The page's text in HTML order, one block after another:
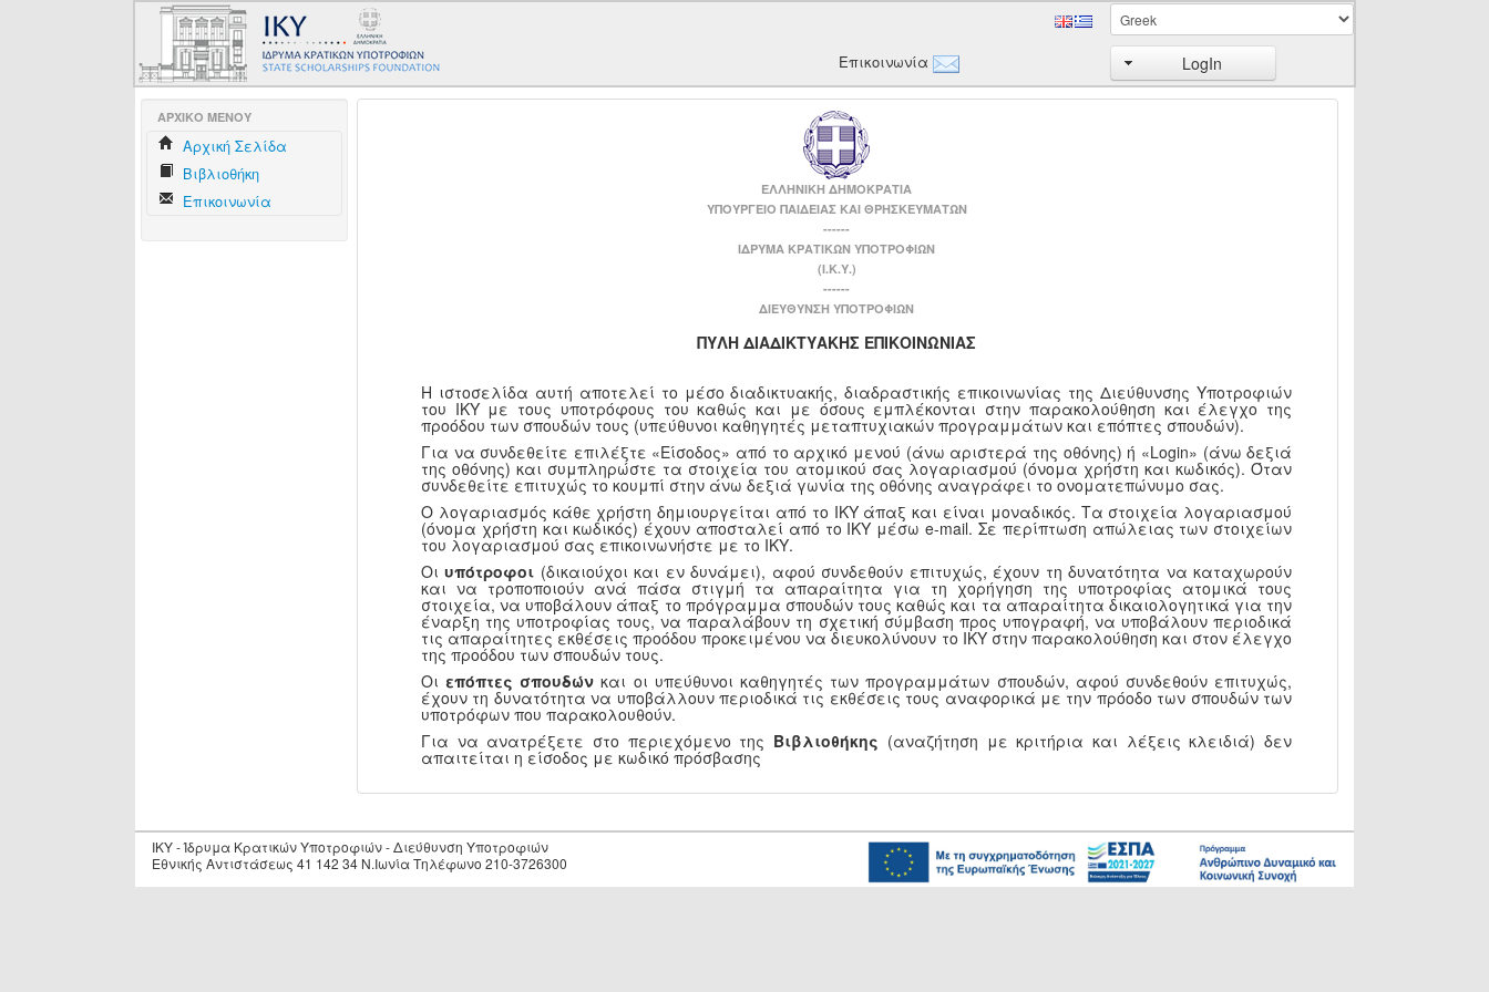
LogIn
Επικοινωνία
AΡΧΙΚΟ ΜΕΝΟΥ
Aρχική Σελίδα
Βιβλιοθήκη
Επικοινωνία
ΕΛΛΗΝΙΚΗ ΔΗΜΟΚΡΑΤΙΑ
ΥΠΟΥΡΓΕΙΟ ΠΑΙΔΕΙΑΣ ΚΑΙ ΘΡΗΣΚΕΥΜΑΤΩΝ
------
ΙΔΡΥΜΑ ΚΡΑΤΙΚΩΝ ΥΠΟΤΡΟΦΙΩΝ
(Ι.Κ.Υ.)
------
ΔΙΕΥΘΥΝΣΗ ΥΠΟΤΡΟΦΙΩΝ
ΠΥΛΗ ΔΙΑΔΙΚΤΥΑΚΗΣ ΕΠΙΚΟΙΝΩΝΙΑΣ
Η ιστοσελίδα αυτή αποτελεί το μέσο διαδικτυακής, διαδραστικής επικοινωνίας της Διεύθυνσης Υποτροφιών
του ΙΚΥ με τους υποτρόφους του καθώς και με όσους εμπλέκονται στην παρακολούθηση και έλεγχο της
προόδου των σπουδών τους (υπεύθυνοι καθηγητές μεταπτυχιακών προγραμμάτων και επόπτες σπουδών).
Για να συνδεθείτε επιλέξτε «Είσοδος» από το αρχικό μενού (άνω αριστερά της οθόνης) ή «Login» (άνω δεξιά
της οθόνης) και συμπληρώστε τα στοιχεία του ατομικού σας λογαριασμού (όνομα χρήστη και κωδικός). Όταν
συνδεθείτε επιτυχώς το κουμπί στην άνω δεξιά γωνία της οθόνης αναγράφει το ονοματεπώνυμο σας.
Ο λογαριασμός κάθε χρήστη δημιουργείται από το ΙΚΥ άπαξ και είναι μοναδικός. Τα στοιχεία λογαριασμού
(όνομα χρήστη και κωδικός) έχουν αποσταλεί από το ΙΚΥ μέσω e-mail. Σε περίπτωση απώλειας των στοιχείων
του λογαριασμού σας επικοινωνήστε με το ΙΚΥ.
Οιυπότροφοι (δικαιούχοι και εν δυνάμει), αφού συνδεθούν επιτυχώς, έχουν τη δυνατότητα να καταχωρούν
και να τροποποιούν ανά πάσα στιγμή τα απαραίτητα για τη χορήγηση της υποτροφίας ατομικά τους
στοιχεία, να υποβάλουν άπαξ το πρόγραμμα σπουδών τους καθώς και τα απαραίτητα δικαιολογητικά για την
έναρξη της υποτροφίας τους, να παραλάβουν τη σχετική σύμβαση προς υπογραφή, να υποβάλουν περιοδικά
τις απαραίτητες εκθέσεις προόδου προκειμένου να διευκολύνουν το ΙΚΥ στην παρακολούθηση και στον έλεγχο
της προόδου των σπουδών τους.
Οι επόπτες σπουδών και οι υπεύθυνοι καθηγητές των προγραμμάτων σπουδών, αφού συνδεθούν επιτυχώς,
έχουν τη δυνατότητα να υποβάλλουν περιοδικά τις εκθέσεις τους αναφορικά με την πρόοδο των σπουδών των
υποτρόφων που παρακολουθούν.
Για να ανατρέξετε στο περιεχόμενο της Βιβλιοθήκης (αναζήτηση με κριτήρια και λέξεις κλειδιά) δεν
απαιτείται η είσοδος με κωδικό πρόσβασης
IKY - Ίδρυμα Κρατικών Υποτροφιών - Διεύθυνση Υποτροφιών
Εθνικής Αντιστάσεως 41 142 34 Ν.Ιωνία Τηλέφωνο 210-3726300